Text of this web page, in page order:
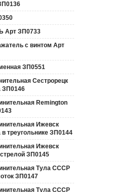
Арт ЗП0733
с винтом Арт
ЗП0551
Сестрорецк
ЗП0146
Remington
Ижевск
треугольнике ЗП0144
Ижевск
ЗП0145
Тула СССР
ЗП0147
Тула СССР